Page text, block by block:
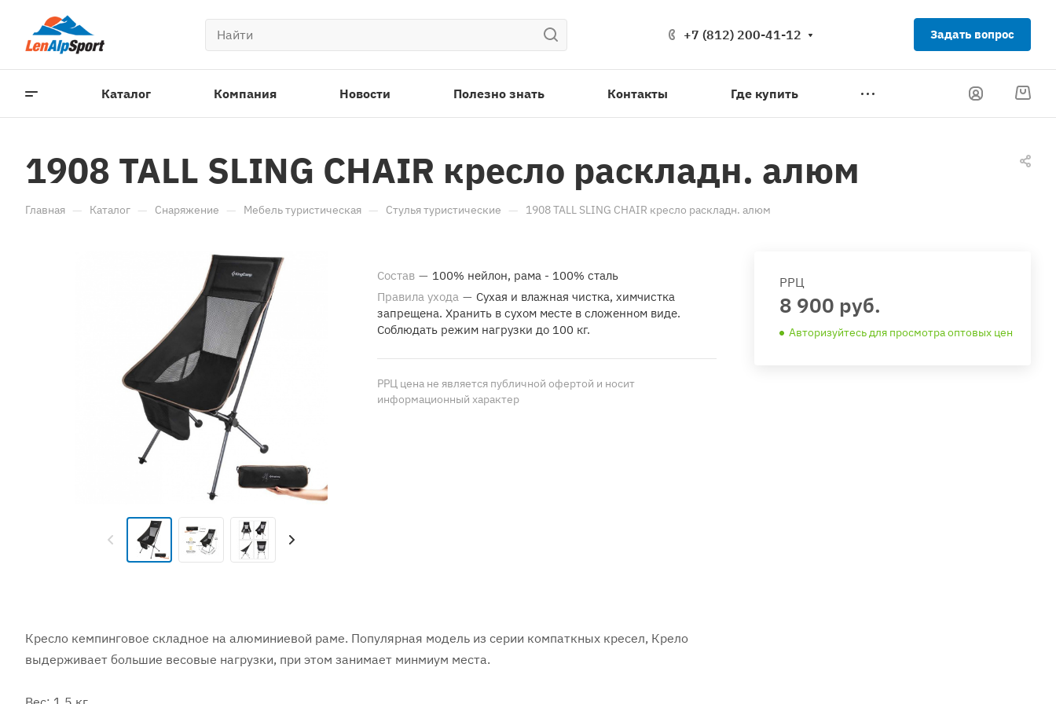
+7 (812) 200-41-12 Задать вопрос
Каталог Компания Новости Полезно знать Контакты Где купить
1908 TALL SLING CHAIR кресло раскладн. алюм
Главная — Каталог — Снаряжение — Мебель туристическая — Стулья туристические — 1908 TALL SLING CHAIR кресло раскладн. алюм
РРЦ
8 900 руб.
Авторизуйтесь для просмотра оптовых цен
Состав — 100% нейлон, рама - 100% сталь
Правила ухода — Сухая и влажная чистка, химчистка
запрещена. Хранить в сухом месте в сложенном виде.
Соблюдать режим нагрузки до 100 кг.
РРЦ цена не является публичной офертой и носит
информационный характер
Кресло кемпинговое складное на алюминиевой раме. Популярная модель из серии компаткных кресел, Крело
выдерживает большие весовые нагрузки, при этом занимает минмиум места.